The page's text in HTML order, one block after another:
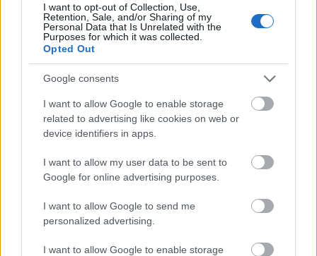
I want to opt-out of Collection, Use,
Retention, Sale, and/or Sharing of my
Personal Data that Is Unrelated with the
Purposes for which it was collected.
Opted Out
Google consents
I want to allow Google to enable storage
related to advertising like cookies on web or
device identifiers in apps.
I want to allow my user data to be sent to
Google for online advertising purposes.
I want to allow Google to send me
personalized advertising.
I want to allow Google to enable storage